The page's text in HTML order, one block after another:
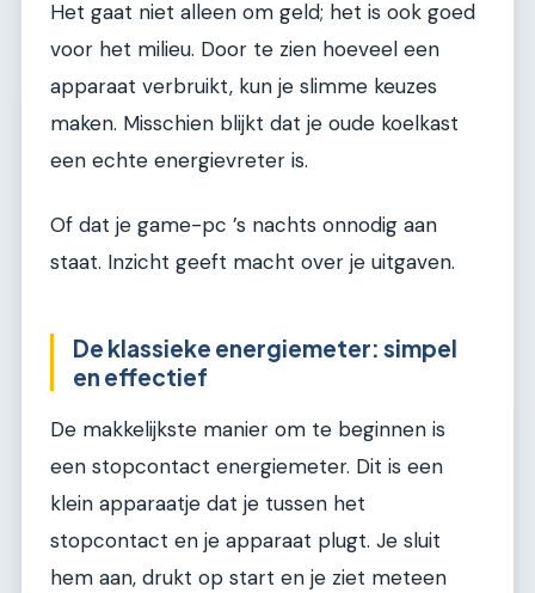
Het gaat niet alleen om geld; het is ook goed
voor het milieu. Door te zien hoeveel een
apparaat verbruikt, kun je slimme keuzes
maken. Misschien blijkt dat je oude koelkast
een echte energievreter is.
Of dat je game-pc ’s nachts onnodig aan
staat. Inzicht geeft macht over je uitgaven.
De klassieke energiemeter: simpel
en effectief
De makkelijkste manier om te beginnen is
een stopcontact energiemeter. Dit is een
klein apparaatje dat je tussen het
stopcontact en je apparaat plugt. Je sluit
hem aan, drukt op start en je ziet meteen